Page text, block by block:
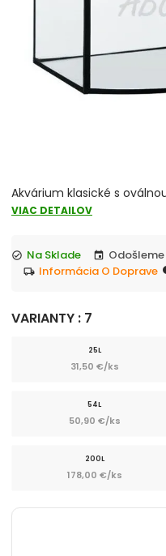
Akvarijné komplety
Stolík pod akvárium
Akvárium klasické s
VIAC DETAILOV
check_circle Na Sklade event Odošleme
local_shipping Informácia O Doprave
VARIANTY : 7
25L
31,50 €/ks
54L
50,90 €/ks
200L
178,00 €/ks